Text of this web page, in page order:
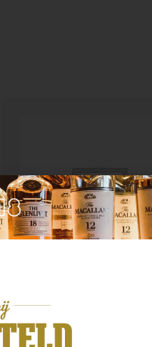
Geen categorie
Duc de Berticot